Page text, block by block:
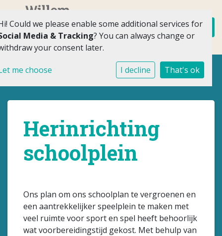
Herinrichting
schoolplein
Ons plan om ons schoolplan te vergroenen en
een aantrekkelijker speelplein te maken met
veel ruimte voor sport en spel heeft behoorlijk
wat voorbereidingstijd gekost. Met behulp van
Could we please enable some additional services for
Media & Tracking? You can always change or
your consent later.
me choose I decline That's ok